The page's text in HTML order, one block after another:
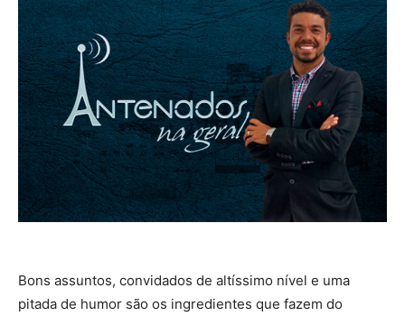
Bons assuntos, convidados de altíssimo nível e uma
pitada de humor são os ingredientes que fazem do